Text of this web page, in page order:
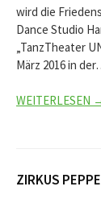
wird die
Dance Studio
„TanzTheater
März 2016 in
WEITERLESEN
ZIRKUS